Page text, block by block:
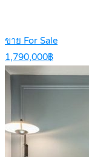
ขาย For Sale
1,790,000฿